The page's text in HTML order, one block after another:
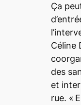
Ça
Céline
des
et
rue. «